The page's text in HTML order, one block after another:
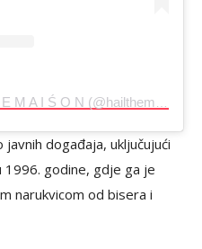
javnih događaja, uključujući
godine, gdje ga je
narukvicom od bisera i